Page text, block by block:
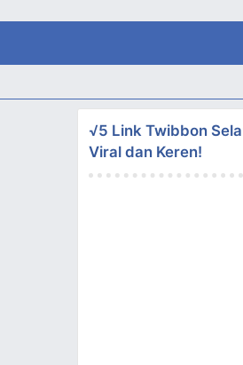
√5 Link Twibbon
Viral dan Keren!